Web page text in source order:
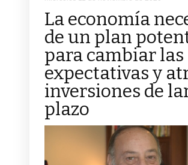
La economía
de un plan
para cambiar las
expectativas y
inversiones de
plazo